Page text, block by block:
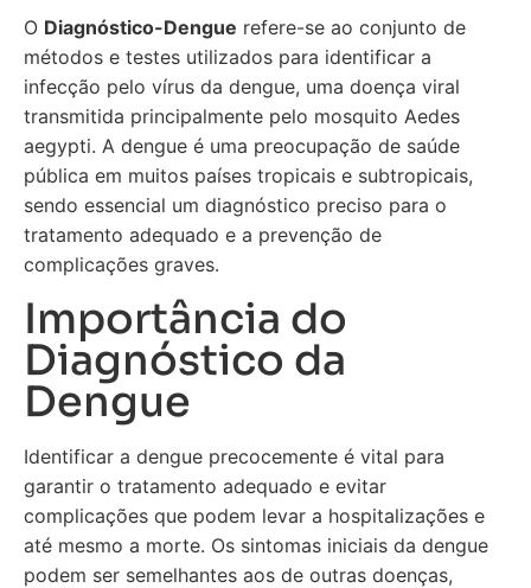
O Diagnóstico-Dengue refere-se ao conjunto de
métodos e testes utilizados para identificar a
infecção pelo vírus da dengue, uma doença viral
transmitida principalmente pelo mosquito Aedes
aegypti. A dengue é uma preocupação de saúde
pública em muitos países tropicais e subtropicais,
sendo essencial um diagnóstico preciso para o
tratamento adequado e a prevenção de
complicações graves.
Importância do
Diagnóstico da
Dengue
Identificar a dengue precocemente é vital para
garantir o tratamento adequado e evitar
complicações que podem levar a hospitalizações e
até mesmo a morte. Os sintomas iniciais da dengue
podem ser semelhantes aos de outras doenças,